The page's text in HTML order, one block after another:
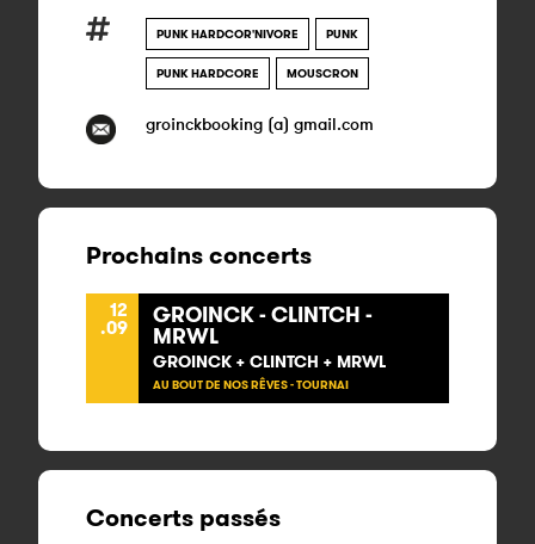
PUNK HARDCOR'NIVORE PUNK
PUNK HARDCORE MOUSCRON
groinckbooking (a) gmail.com
Prochains concerts
12
.09 GROINCK - CLINTCH -
MRWL
GROINCK + CLINTCH + MRWL
AU BOUT DE NOS RÊVES - TOURNAI
Concerts passés